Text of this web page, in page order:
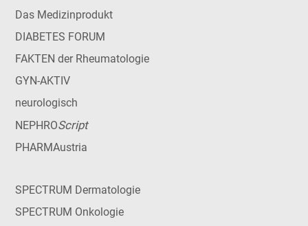
Das Medizinprodukt
DIABETES FORUM
FAKTEN der Rheumatologie
GYN-AKTIV
neurologisch
NEPHROScript
PHARMAustria
SPECTRUM Dermatologie
SPECTRUM Onkologie